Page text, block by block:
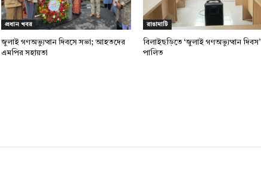
প্রধান খবর
জুলাই গণঅভ্যুত্থান দিবসে সভা; আহতদের
এমপির সহায়তা
রাঙামাটি
বিলাইছড়িতে ‘জুলাই গণঅভ্যুত্থান দিবস’
পালিত